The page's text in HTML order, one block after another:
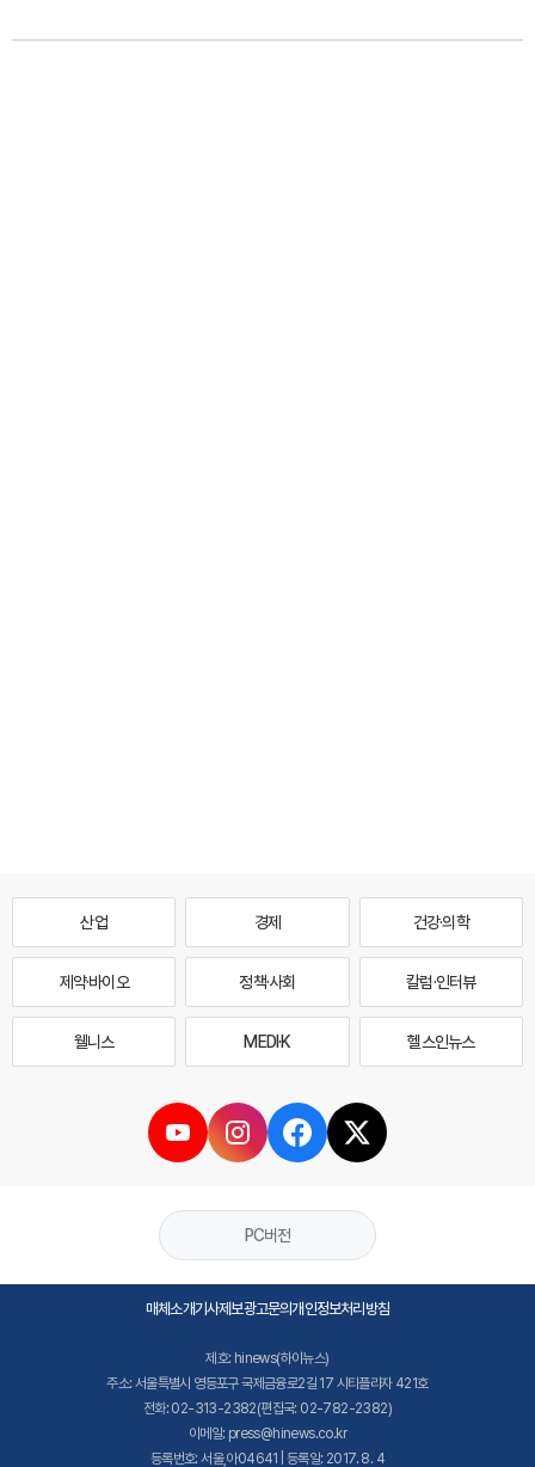
산업 경제 건강·의학
제약·바이오 정책·사회 칼럼·인터뷰
웰니스 MEDI·K 헬스인뉴스
PC버전
매체소개기사제보광고문의개인정보처리방침
제호: hinews(하이뉴스)
주소: 서울특별시 영등포구 국제금융로2길 17 시티플라자 421호
전화: 02-313-2382(편집국: 02-782-2382)
이메일: press@hinews.co.kr
등록번호: 서울,아04641 | 등록일: 2017. 8. 4